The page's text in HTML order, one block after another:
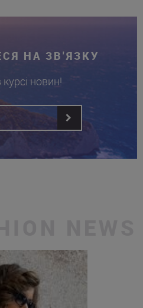
НА ЗВ'ЯЗКУ
новин!